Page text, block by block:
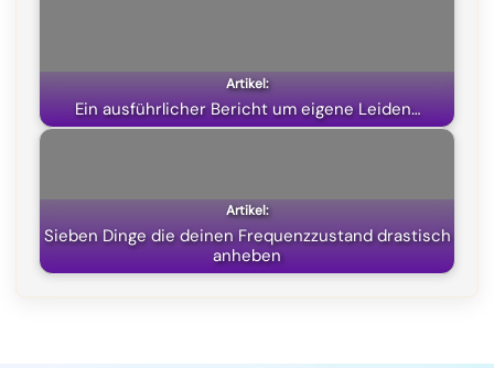
Ein ausführlicher Bericht um eigene Leiden…
Sieben Dinge die deinen Frequenzzustand drastisch
anheben